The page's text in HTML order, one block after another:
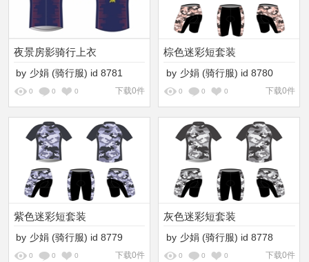
夜景房影骑行上衣
by 少娟 (骑行服) id 8781
0 0 0 下载0件
棕色迷彩短套装
by 少娟 (骑行服) id 8780
0 0 0 下载0件
紫色迷彩短套装
by 少娟 (骑行服) id 8779
0 0 0 下载0件
灰色迷彩短套装
by 少娟 (骑行服) id 8778
0 0 0 下载0件